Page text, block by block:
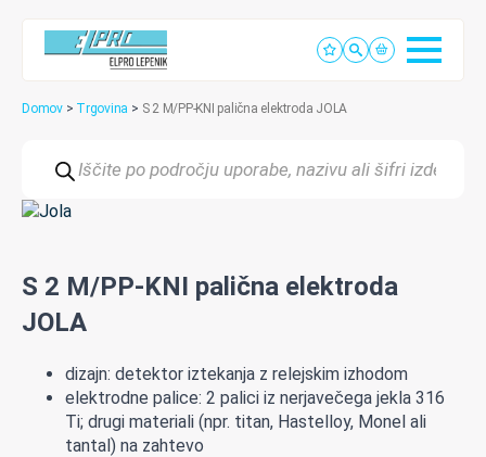
Domov > Trgovina > S 2 M/PP-KNI palična elektroda JOLA
search
S 2 M/PP-KNI palična elektroda
JOLA
dizajn: detektor iztekanja z relejskim izhodom
elektrodne palice: 2 palici iz nerjavečega jekla 316
Ti; drugi materiali (npr. titan, Hastelloy, Monel ali
tantal) na zahtevo